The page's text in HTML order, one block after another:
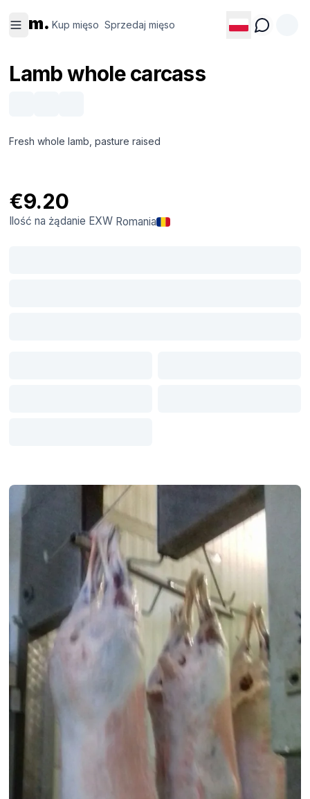
m. Kup mięso Sprzedaj mięso
mięso
mięso
Lamb whole carcass
Fresh whole lamb, pasture raised
€9.20
Ilość na żądanie EXW Romania